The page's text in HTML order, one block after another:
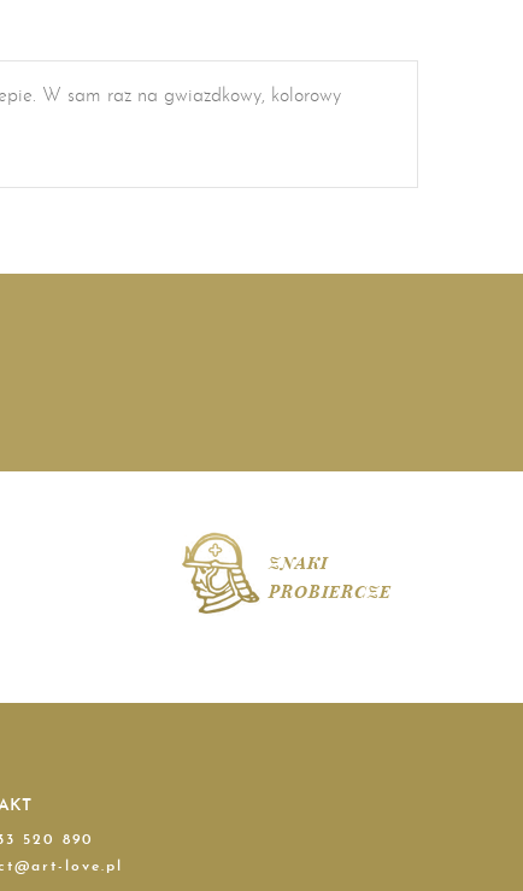
W sam raz na gwiazdkowy, kolorowy
ZNAKI
PROBIERCZE
520 890
love.pl